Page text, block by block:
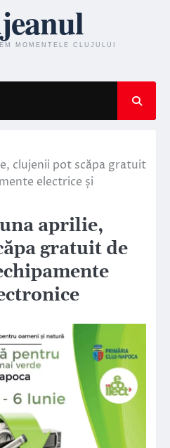
clujenii pot scăpa gratuit
electrice și
aprilie,
gratuit de